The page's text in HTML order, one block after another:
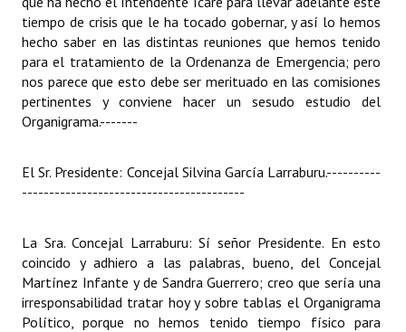
tiempo de crisis que le ha tocado gobernar, y así lo hemos
hecho saber en las distintas reuniones que hemos tenido
para el tratamiento de la Ordenanza de Emergencia; pero
nos parece que esto debe ser merituado en las comisiones
pertinentes y conviene hacer un sesudo estudio del
Organigrama.-------
El Sr. Presidente: Concejal Silvina García Larraburu.----------
-----------------------------------------
La Sra. Concejal Larraburu: Sí señor Presidente. En esto
coincido y adhiero a las palabras, bueno, del Concejal
Martínez Infante y de Sandra Guerrero; creo que sería una
irresponsabilidad tratar hoy y sobre tablas el Organigrama
Político, porque no hemos tenido tiempo físico para